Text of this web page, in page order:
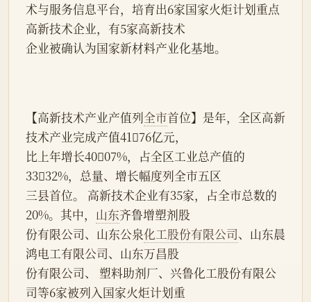
术与服务信息平台，培育出6家国家火炬计划重点
高新技术企业，有5家高新技术
企业被确认为国家新材料产业化基地。
【高新技术产业产值列全市首位】是年，全区高新
技术产业完成产值4176亿元，
比上年增长4007%，占全区工业总产值的
3332%，总量、增长幅度列全市五区
三县首位。 高新技术企业有35家，占全市总数的
20%。其中， 山东齐鲁增塑剂股
份有限公司、山东公泉化工股份有限公司、山东晨
鸿电工有限公司、山东万昌股
份有限公司、 塑料助剂厂、兴鲁化工股份有限公
司等6家被列入国家火炬计划重